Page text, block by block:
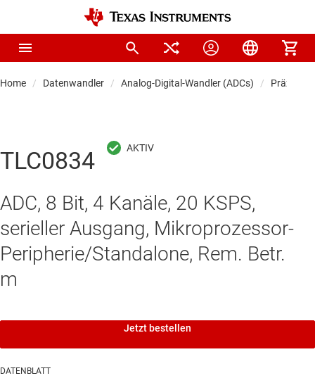
Home Datenwandler Analog-Digital-Wandler (ADCs)
TLC0834
ADC, 8 Bit, 4 Kanäle, 20 KSPS,
serieller Ausgang, Mikroprozessor-
Peripherie/Standalone, Rem. Betr.
m
Jetzt bestellen
DATENBLATT